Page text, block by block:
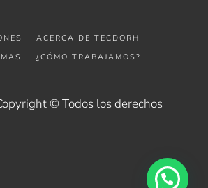
ACERCA DE TECDORH
¿CÓMO TRABAJAMOS?
© Todos los derechos